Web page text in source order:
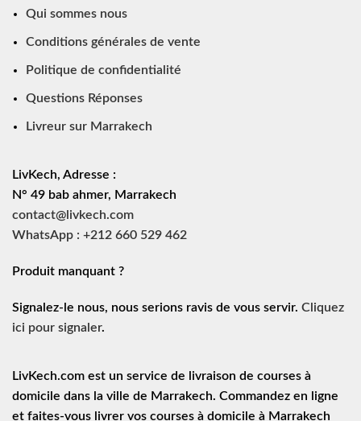
Qui sommes nous
Conditions générales de vente
Politique de confidentialité
Questions Réponses
Livreur sur Marrakech
LivKech, Adresse :
N° 49 bab ahmer, Marrakech
contact@livkech.com
WhatsApp : +212 660 529 462
Produit manquant ?
Signalez-le nous, nous serions ravis de vous servir. Cliquez
ici pour signaler.
LivKech.com est un service de
livraison de courses à
domicile dans la ville de Marrakech. Commandez en ligne
et faites-vous livrer vos courses à domicile à Marrakech